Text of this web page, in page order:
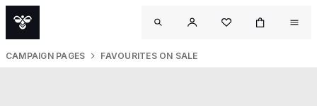
CAMPAIGN PAGES FAVOURITES ON SALE